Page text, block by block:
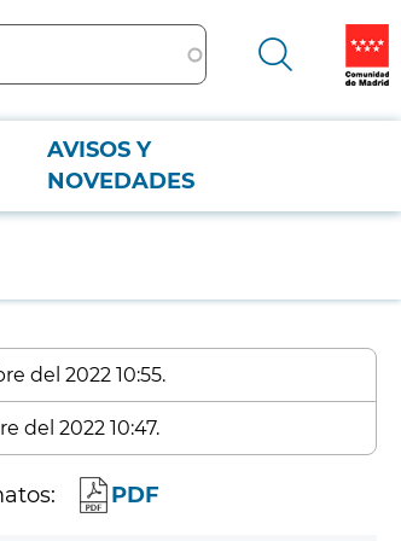
AVISOS Y
NOVEDADES
del 2022 10:55.
del 2022 10:47.
PDF